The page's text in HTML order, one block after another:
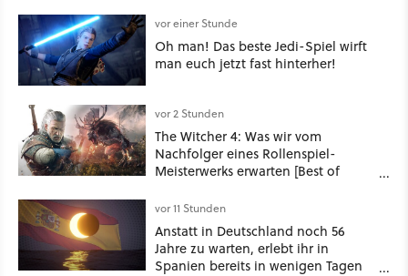
vor einer Stunde
Oh man! Das beste Jedi-Spiel wirft
man euch jetzt fast hinterher!
vor 2 Stunden
The Witcher 4: Was wir vom
Nachfolger eines Rollenspiel-
Meisterwerks erwarten [Best of
vor 11 Stunden
Anstatt in Deutschland noch 56
Jahre zu warten, erlebt ihr in
Spanien bereits in wenigen Tagen